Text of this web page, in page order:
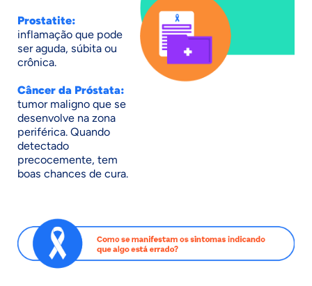
Prostatite:
inflamação que pode
ser aguda, súbita ou
crônica.
Câncer da Próstata:
tumor maligno que se
desenvolve na zona
periférica. Quando
detectado
precocemente, tem
boas chances de cura.